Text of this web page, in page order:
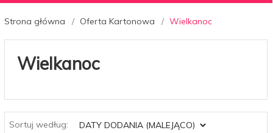
Strona główna Oferta Kartonowa Wielkanoc
Wielkanoc
Sortuj według:
sort